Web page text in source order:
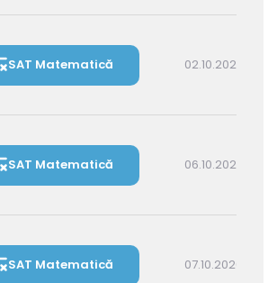
SAT Matematică 02.10.2026 16:00
SAT Matematică 06.10.2026 16:00
SAT Matematică 07.10.2026 14:30